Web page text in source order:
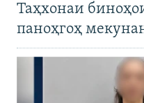
Таҳхонаи
паноҳгоҳ